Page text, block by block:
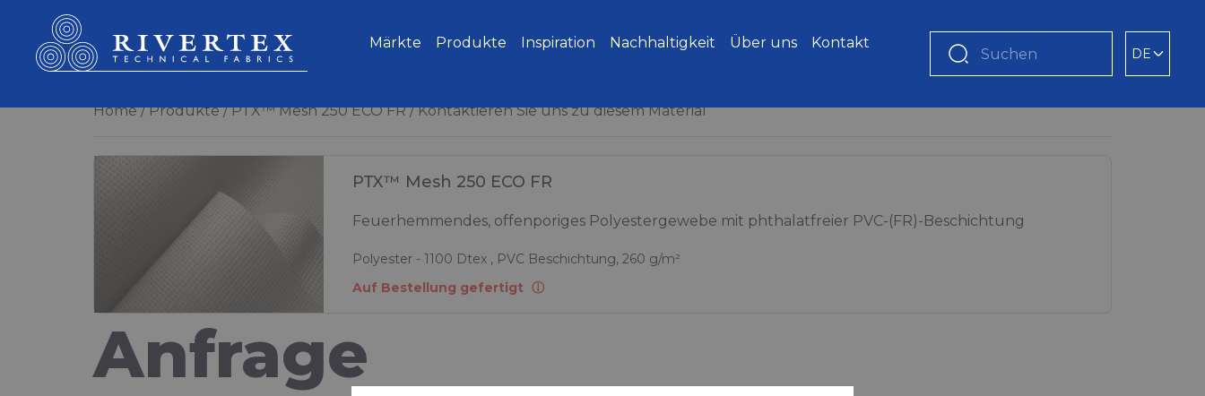
Home Produkte PTX™ Mesh 250 ECO FR Kontaktieren Sie uns zu diesem Material
PTX™ Mesh 250 ECO FR
Feuerhemmendes, offenporiges Polyestergewebe mit phthalatfreier PVC-(FR)-Beschichtung
Polyester - 1100 Dtex , PVC Beschichtung, 260 g/m²
Auf Bestellung gefertigt
Anfrage
Rivertex Technical Fabrics Group
Märkte
Produkte Inspiration Nachhaltigkeit Über uns Kontakt
Suchen DE